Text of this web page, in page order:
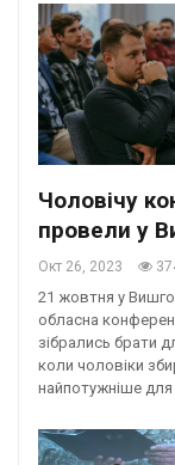
Чоловічу
провели у
Окт 26, 2023
21 жовтня у
обласна
зібрались брати
коли чоловіки
найпотужніше для